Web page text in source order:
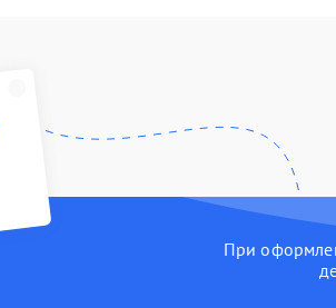
При